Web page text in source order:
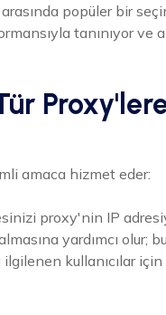
popüler bir
tanınıyor ve
amaca hizmet eder:
proxy'nin IP
yardımcı olur;
kullanıcılar